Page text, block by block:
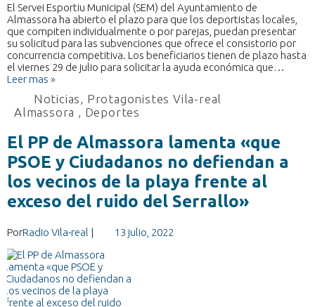
El Servei Esportiu Municipal (SEM) del Ayuntamiento de
Almassora ha abierto el plazo para que los deportistas locales,
que compiten individualmente o por parejas, puedan presentar
su solicitud para las subvenciones que ofrece el consistorio por
concurrencia competitiva. Los beneficiarios tienen de plazo hasta
el viernes 29 de julio para solicitar la ayuda económica que…
Leer mas »
Noticias
Protagonistes Vila-real
Almassora
Deportes
El PP de Almassora lamenta «que
PSOE y Ciudadanos no defiendan a
los vecinos de la playa frente al
exceso del ruido del Serrallo»
PorRadio Vila-real | 13 julio, 2022